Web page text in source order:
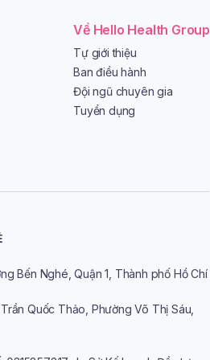
Về Hello Health Group
Tự giới thiệu
Ban điều hành
Đội ngũ chuyên gia
Tuyển dụng
Bến Nghé, Quận 1, Thành phố Hồ Chí
Quốc Thảo, Phường Võ Thị Sáu,